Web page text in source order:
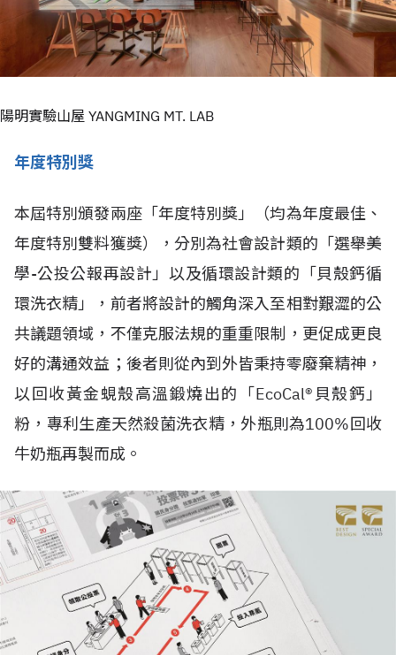
陽明實驗山屋 YANGMING MT. LAB
年度特別獎
本屆特別頒發兩座「年度特別獎」（均為年度最佳、
年度特別雙料獲獎），分別為社會設計類的「選舉美
學-公投公報再設計」以及循環設計類的「貝殼鈣循
環洗衣精」，前者將設計的觸角深入至相對艱澀的公
共議題領域，不僅克服法規的重重限制，更促成更良
好的溝通效益；後者則從內到外皆秉持零廢棄精神，
以回收黃金蜆殼高溫鍛燒出的「EcoCal®貝殼鈣」
粉，專利生產天然殺菌洗衣精，外瓶則為100%回收
牛奶瓶再製而成。